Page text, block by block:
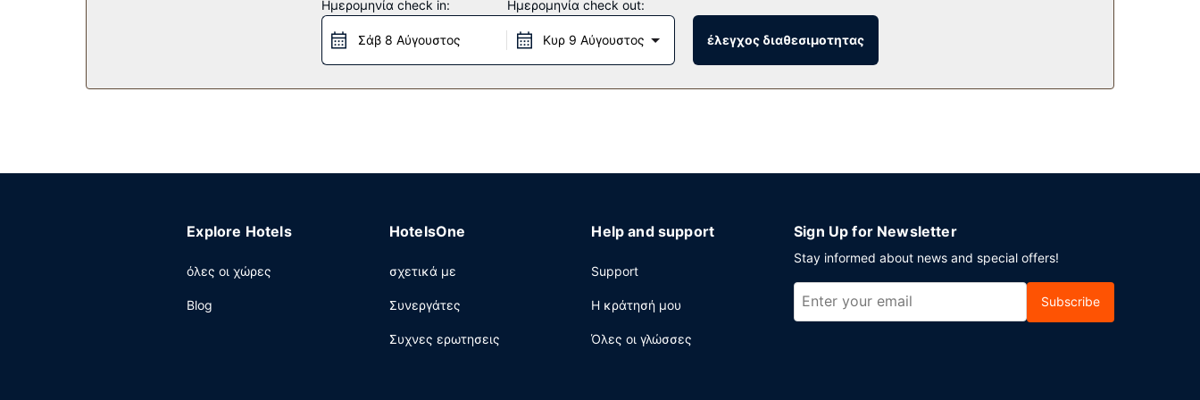
Σερβίρεται δωρεάν πρωινό (σε πακέτο) καθημερινά μεταξύ 6:00 π.μ. - 9:30 π.μ..
Ημερομηνία check in:
Σάβ 8 Αύγουστος
Ημερομηνία check out:
Κυρ 9 Αύγουστος έλεγχος διαθεσιμοτητας
Explore Hotels
όλες οι χώρες
Blog
HotelsOne
σχετικά με
Συνεργάτες
Συχνες ερωτησεις
Help and support
Support
Η κράτησή μου
Όλες οι γλώσσες
Sign Up for Newsletter
Stay informed about news and special offers!
Subscribe